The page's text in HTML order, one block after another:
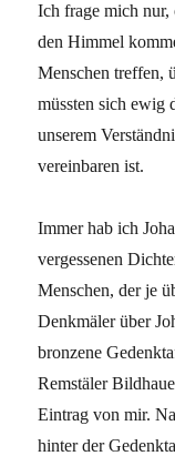
Ich frage mich
den Himmel
Menschen treffen,
müssten sich ewig
unserem
vereinbaren ist.
Immer hab ich
vergessenen
Menschen, der je
Denkmäler über
bronzene
Remstäler
Eintrag von mir.
hinter der